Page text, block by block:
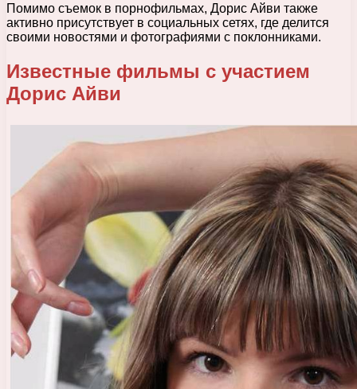
Помимо съемок в порнофильмах, Дорис Айви также
активно присутствует в социальных сетях, где делится
своими новостями и фотографиями с поклонниками.
Известные фильмы с участием
Дорис Айви